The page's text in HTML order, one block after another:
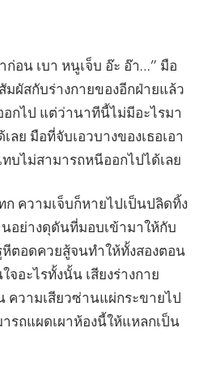
ก่อน เบา หนูเจ็บ อ๊ะ อ๊า…” มือ
มผัสกับร่างกายของอีกฝ่ายแล้ว
อกไป แต่ว่านาทีนี้ไม่มีอะไรมา
ลย มือที่จับเอวบางของเธอเอา
บไม่สามารถหนีออกไปได้เลย
ความเจ็บก็หายไปเป็นปลิดทิ้ง
นอย่างดุดันที่มอบเข้ามาให้กับ
ตอดควยสู้จนทำให้ทั้งสองตอน
อะไรทั้งนั้น เสียงร่างกาย
ความเสียวซ่านแผ่กระขายไป
รถแผดเผาห้องนี้ให้แหลกเป็น